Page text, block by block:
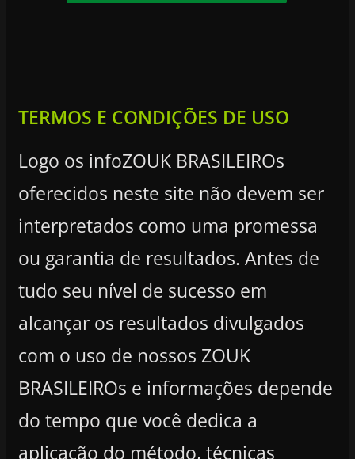
TERMOS E CONDIÇÕES DE USO
Logo os infoZOUK BRASILEIROs
oferecidos neste site não devem ser
interpretados como uma promessa
ou garantia de resultados. Antes de
tudo seu nível de sucesso em
alcançar os resultados divulgados
com o uso de nossos ZOUK
BRASILEIROs e informações depende
do tempo que você dedica a
aplicação do método, técnicas